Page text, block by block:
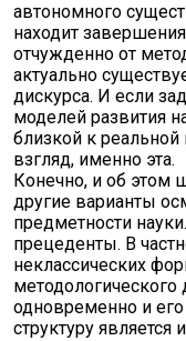
автономного
находит
отчужденно от
актуально
дискурса. И если
моделей развития
близкой к реальной
взгляд, именно эта.
Конечно, и об этом
другие варианты
предметности
прецеденты. В
неклассических
одновременно и
структуру